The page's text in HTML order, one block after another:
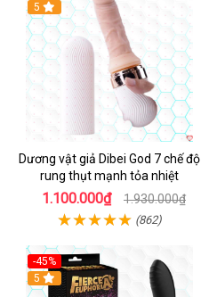
Hot
5
Dương vật giả Dibei God 7 chế độ
rung thụt mạnh tỏa nhiệt
1.100.000₫ 1.930.000₫
(862)
-45%
5